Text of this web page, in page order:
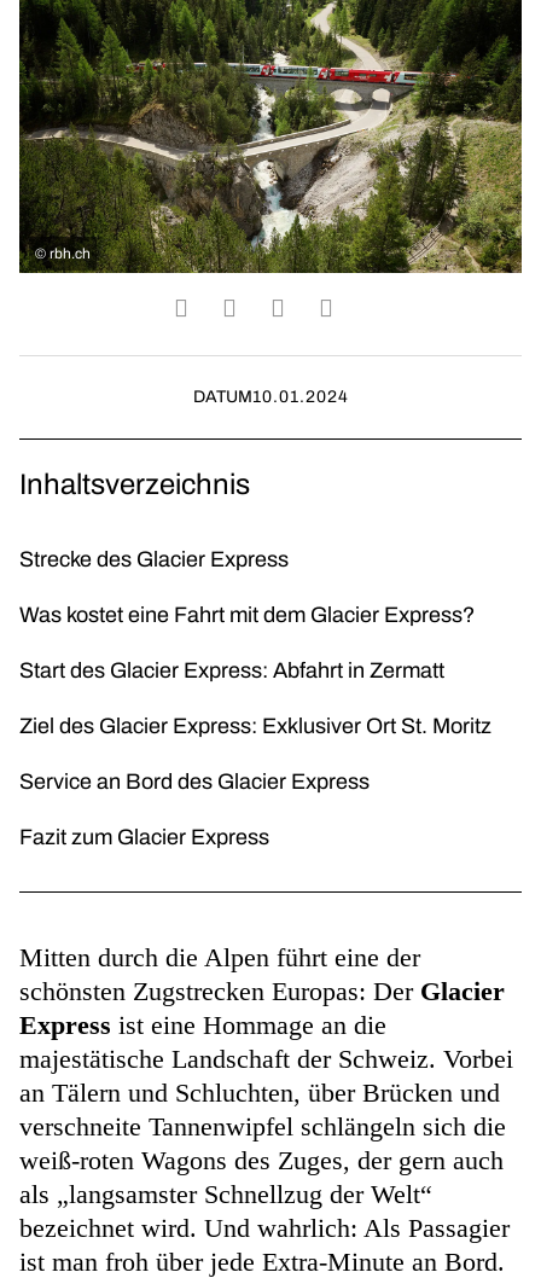
© rbh.ch
DATUM10.01.2024
Inhaltsverzeichnis
Strecke des Glacier Express
Was kostet eine Fahrt mit dem Glacier Express?
Start des Glacier Express: Abfahrt in Zermatt
Ziel des Glacier Express: Exklusiver Ort St. Moritz
Service an Bord des Glacier Express
Fazit zum Glacier Express
Mitten durch die Alpen führt eine der
schönsten Zugstrecken Europas: Der Glacier
Express ist eine Hommage an die
majestätische Landschaft der Schweiz. Vorbei
an Tälern und Schluchten, über Brücken und
verschneite Tannenwipfel schlängeln sich die
weiß-roten Wagons des Zuges, der gern auch
als „langsamster Schnellzug der Welt“
bezeichnet wird. Und wahrlich: Als Passagier
ist man froh über jede Extra-Minute an Bord.